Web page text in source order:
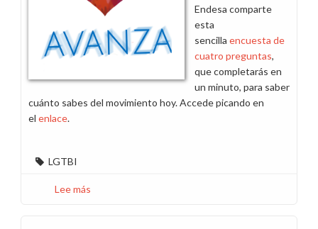
Endesa comparte
esta
sencilla encuesta de
cuatro preguntas,
que completarás en
un minuto, para saber
cuánto sabes del movimiento hoy. Accede picando en
el enlace.
LGTBI
Lee más